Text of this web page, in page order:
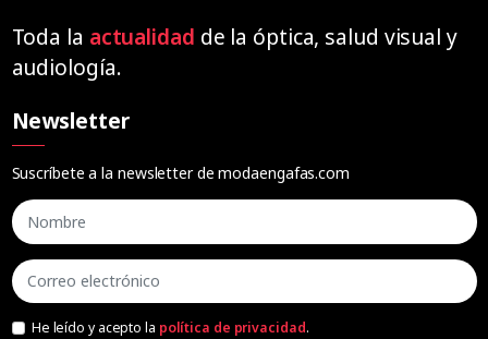
Toda la actualidad de la óptica, salud visual y
audiología.
Newsletter
Suscríbete a la newsletter de modaengafas.com
He leído y acepto la política de privacidad.